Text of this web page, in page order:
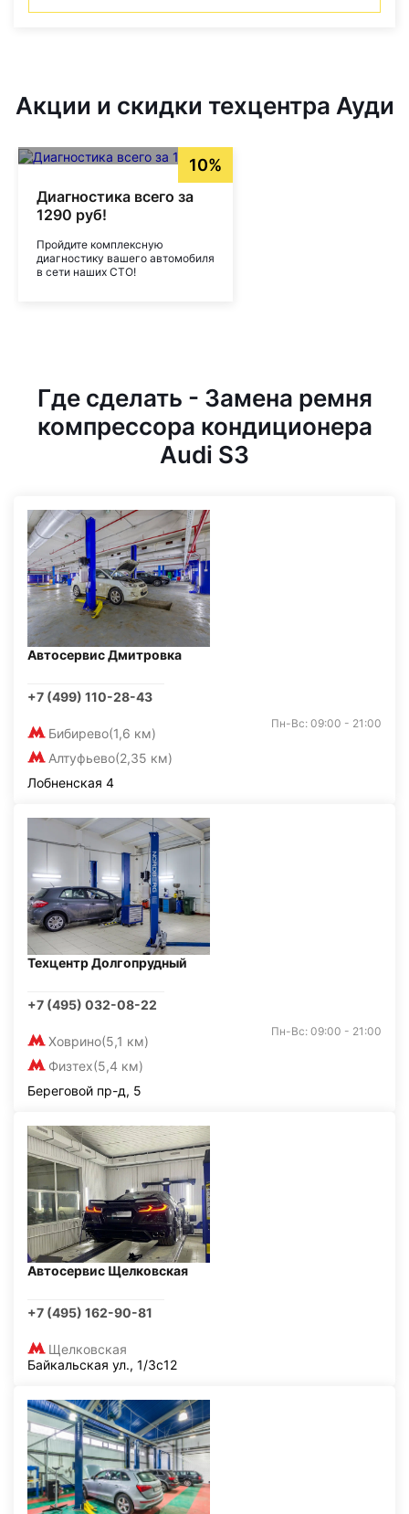
Акции и скидки техцентра Ауди
10%
Диагностика всего за
1290 руб!
Пройдите комплексную
диагностику вашего автомобиля
в сети наших СТО!
Где сделать - Замена ремня
компрессора кондиционера
Audi S3
Автосервис Дмитровка
+7 (499) 110-28-43
Бибирево(1,6 км)
Алтуфьево(2,35 км)
Пн-Вс: 09:00 - 21:00
Лобненская 4
Техцентр Долгопрудный
+7 (495) 032-08-22
Ховрино(5,1 км)
Физтех(5,4 км)
Пн-Вс: 09:00 - 21:00
Береговой пр-д, 5
Автосервис Щелковская
+7 (495) 162-90-81
Щелковская
Байкальская ул., 1/3с12